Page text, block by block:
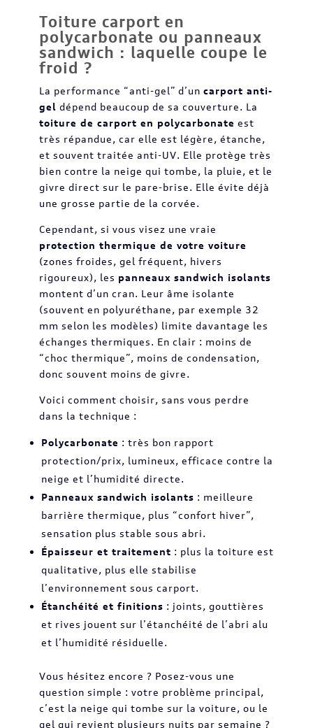
Toiture carport en
polycarbonate ou panneaux
sandwich : laquelle coupe le
froid ?
La performance “anti-gel” d’un carport anti-
gel dépend beaucoup de sa couverture. La
toiture de carport en polycarbonate est
très répandue, car elle est légère, étanche,
et souvent traitée anti-UV. Elle protège très
bien contre la neige qui tombe, la pluie, et le
givre direct sur le pare-brise. Elle évite déjà
une grosse partie de la corvée.
Cependant, si vous visez une vraie
protection thermique de votre voiture
(zones froides, gel fréquent, hivers
rigoureux), les panneaux sandwich isolants
montent d’un cran. Leur âme isolante
(souvent en polyuréthane, par exemple 32
mm selon les modèles) limite davantage les
échanges thermiques. En clair : moins de
“choc thermique”, moins de condensation,
donc souvent moins de givre.
Voici comment choisir, sans vous perdre
dans la technique :
Polycarbonate : très bon rapport
protection/prix, lumineux, efficace contre la
neige et l’humidité directe.
Panneaux sandwich isolants : meilleure
barrière thermique, plus “confort hiver”,
sensation plus stable sous abri.
Épaisseur et traitement : plus la toiture est
qualitative, plus elle stabilise
l’environnement sous carport.
Étanchéité et finitions : joints, gouttières
et rives jouent sur l’étanchéité de l’abri alu
et l’humidité résiduelle.
Vous hésitez encore ? Posez-vous une
question simple : votre problème principal,
c’est la neige qui tombe sur la voiture, ou le
gel qui revient plusieurs nuits par semaine ?